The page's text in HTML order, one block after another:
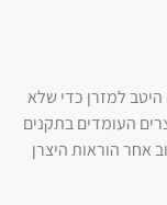
למזרן כדי שלא
העומדים בתקנים
אחר הוראות היצרן